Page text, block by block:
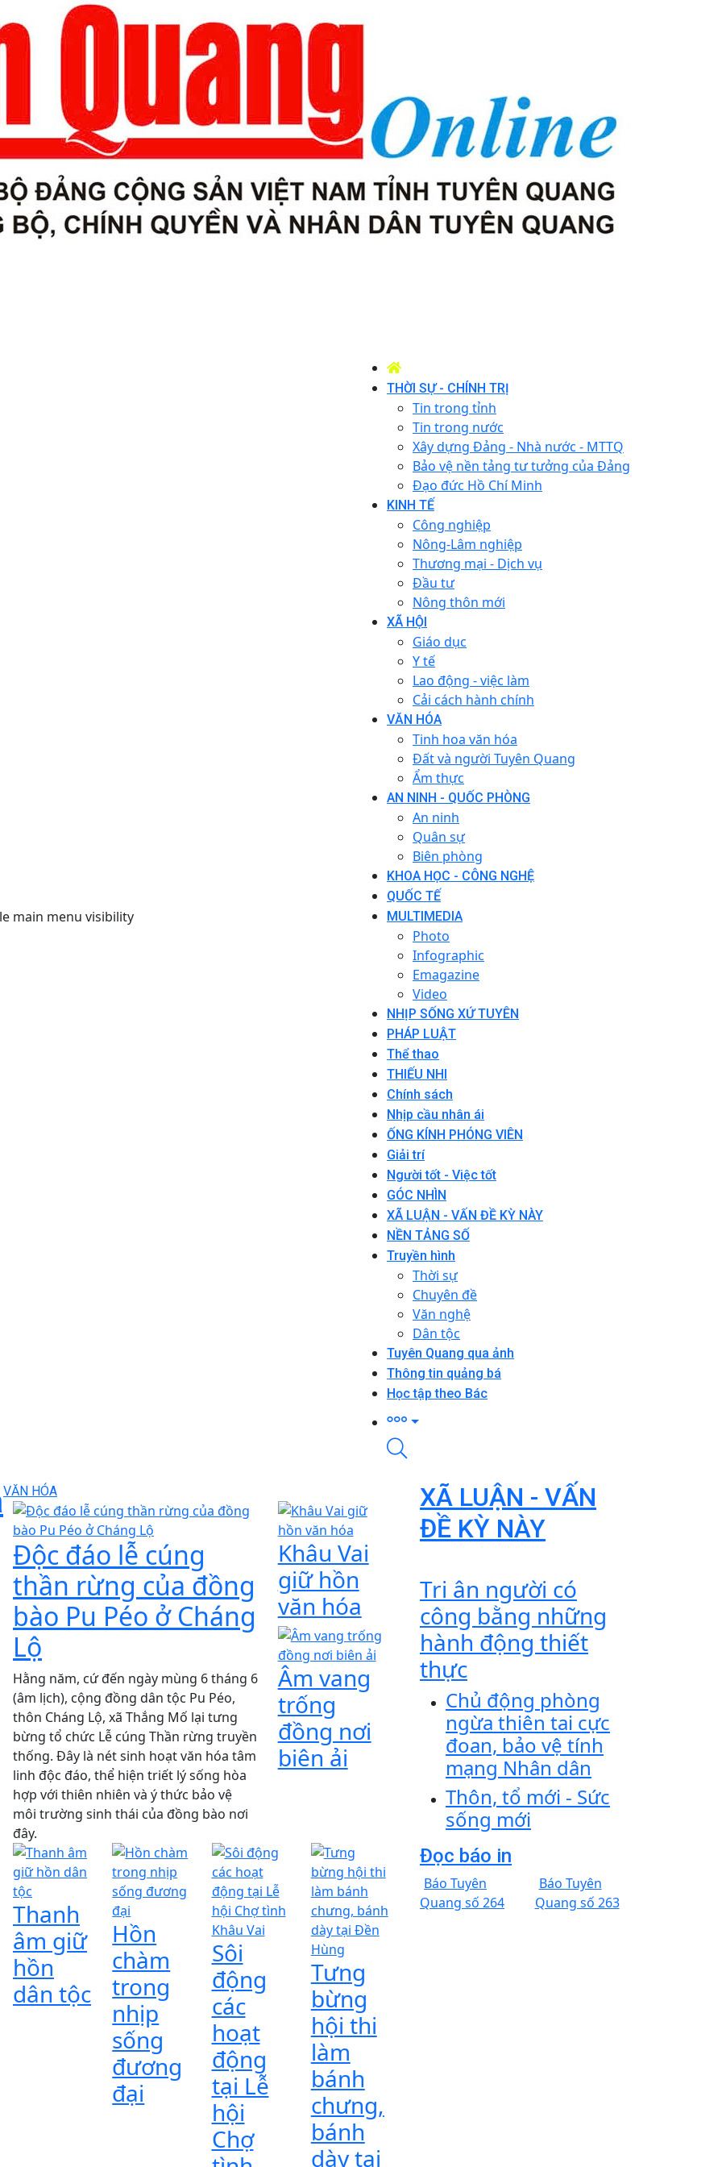
main menu visibility
THỜI SỰ - CHÍNH TRỊ
Tin trong tỉnh
Tin trong nước
Xây dựng Đảng - Nhà nước - MTTQ
Bảo vệ nền tảng tư tưởng của Đảng
Đạo đức Hồ Chí Minh
KINH TẾ
Công nghiệp
Nông-Lâm nghiệp
Thương mại - Dịch vụ
Đầu tư
Nông thôn mới
XÃ HỘI
Giáo dục
Y tế
Lao động - việc làm
Cải cách hành chính
VĂN HÓA
Tinh hoa văn hóa
Đất và người Tuyên Quang
Ẩm thực
AN NINH - QUỐC PHÒNG
An ninh
Quân sự
Biên phòng
KHOA HỌC - CÔNG NGHỆ
QUỐC TẾ
MULTIMEDIA
Photo
Infographic
Emagazine
Video
NHỊP SỐNG XỨ TUYÊN
PHÁP LUẬT
Thể thao
THIẾU NHI
Chính sách
Nhịp cầu nhân ái
ỐNG KÍNH PHÓNG VIÊN
Giải trí
Người tốt - Việc tốt
GÓC NHÌN
XÃ LUẬN - VẤN ĐỀ KỲ NÀY
NỀN TẢNG SỐ
Truyền hình
Thời sự
Chuyên đề
Văn nghệ
Dân tộc
Tuyên Quang qua ảnh
Thông tin quảng bá
Học tập theo Bác
VĂN HÓA
Độc đáo lễ cúng
thần rừng của đồng
bào Pu Péo ở Cháng
Lộ
Hằng năm, cứ đến ngày mùng 6 tháng 6
(âm lịch), cộng đồng dân tộc Pu Péo,
thôn Cháng Lộ, xã Thắng Mố lại tưng
bừng tổ chức Lễ cúng Thần rừng truyền
thống. Đây là nét sinh hoạt văn hóa tâm
linh độc đáo, thể hiện triết lý sống hòa
hợp với thiên nhiên và ý thức bảo vệ
môi trường sinh thái của đồng bào nơi
đây.
Khâu Vai
giữ hồn
văn hóa
Âm vang
trống
đồng nơi
biên ải
Thanh
âm giữ
hồn
dân tộc
Hồn
chàm
trong
nhịp
sống
đương
đại
Sôi
động
các
hoạt
động
tại Lễ
hội
Chợ
Tưng
bừng
hội thi
làm
bánh
chưng,
bánh
dày tại
XÃ LUẬN - VẤN
ĐỀ KỲ NÀY
Tri ân người có
công bằng những
hành động thiết
thực
Chủ động phòng
ngừa thiên tai cực
đoan, bảo vệ tính
mạng Nhân dân
Thôn, tổ mới - Sức
sống mới
Đọc báo in
Báo Tuyên
Quang số 264
Báo Tuyên
Quang số 263